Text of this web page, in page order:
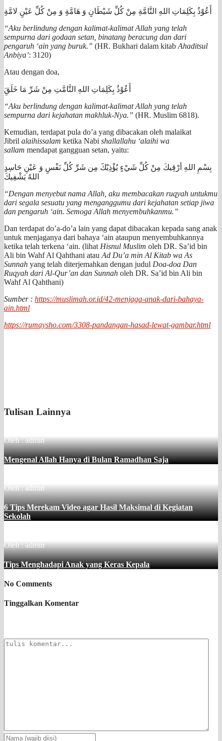
أَعُوْذُ بِكَلِمَاتِ اللهِ التَّامَّةِ مِنْ كُلِّ شَيْطَانِِ وَ هَامَّةِِ وَ مِنْ كُلِّ عَيْنِِ لامَّةِِ
“Aku berlindung dengan kalimat-kalimat Allah yang telah
sempurna dari godaan setan, binatang beracung dan dari
pengaruh ‘ain yang buruk.” (HR. Bukhari dalam kitab Ahaditsul
Anbiya’: 3120)
Atau dengan doa,
أَعُوْذُ بِكَلِمَاتِ اللهِ التَّامَّتِ مِنْ شَرِّ مَا خَلَقَِ
“Aku berlindung dengan kalimat-kalimat Allah yang telah
sempurna dari kejahatan makhluk-Nya.” (HR. Muslim 6818).
Kemudian, terdapat pula do’a yang dibacakan oleh malaikat
Jibril alaihissalam ketika Nabi shallallahu ‘alaihi wa
sallam mendapat gangguan setan, yaitu:
بِسْمِ اللهِ أرْقِيكَ مِنْ كُلِّ شَيْءِِ يُؤْذِيْكََ مِن شَرِّ كُلِّ نَفْسِِ وَ عَيْنِ حَاسِدِِ
اللهُ يَشْفِيكَ
“Dengan menyebut nama Allah, aku membacakan ruqyah untukmu
dari segala sesuatu yang menganggumu dari kejahatan setiap jiwa
dan pengaruh ‘ain. Semoga Allah menyembuhkanmu.”
Dan terdapat do’a-do’a lain yang dapat dibacakan kepada sang anak
untuk menjaganya dari bahaya ‘ain ataupun menyembuhkannya
ketika telah terkena ‘ain. (lihat Hisnul Muslim oleh DR. Sa’id bin
Ali bin Wahf Al Qahthani atau Ad Du’a min Al Kitab wa As
Sunnah yang telah diterjemahkan dengan judul Doa-doa Dan
Ruqyah dari Al-Qur’an dan Sunnah oleh DR. Sa’id bin Ali bin
Wahf Al Qahthani)
Sumber : https://muslimah.or.id/42-menjaga-anak-dari-bahaya-
ain.html
https://rumaysho.com/3308-pandangan-hasad-lewat-gambar.html
Tulisan Lainnya
Oleh : admin
Mengenal Allah Hanya di Bulan Ramadhan Saja
Oleh : admin
6 Tips Merekam Video agar Hasil Maksimal di Kegiatan
Sekolah
Oleh : admin
Tips Menghadapi Anak yang Keras Kepala
No Comments
Tinggalkan Komentar